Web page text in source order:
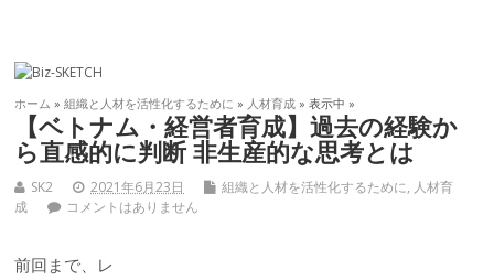
ホーム »組織と人材を活性化するために » 人材育成 » 表示中 »
【ベトナム・経営者育成】過去の経験か
ら直感的に判断 非生産的な思考とは
SK2 2021年6月23日 組織と人材を活性化するために, 人材育
成
コメントはありません
前回まで、レ